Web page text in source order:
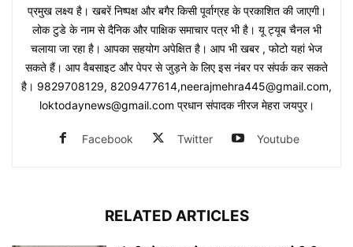
प्रमुख लक्ष्य है। खबरें निष्पक्ष और बगैर किसी पूर्वाग्रह के प्रकाशित की जाएगी।
लोक टुडे के नाम से दैनिक और पाक्षिक समाचार पत्र भी है। यू ट्यूब चैनल भी
चलाया जा रहा है। आपका सहयोग अपेक्षित है। आप भी खबर , फोटो यहां भेज
सकते हैं। आप वैबसाइट और पेपर से जुड़ने के लिए इस नंबर पर संपर्क कर सकते
है। 9829708129, 8209477614,neerajmehra445@gmail.com,
loktodaynews@gmail.com प्रधान संपादक नीरज मेहरा जयपुर।
Facebook Twitter Youtube
RELATED ARTICLES